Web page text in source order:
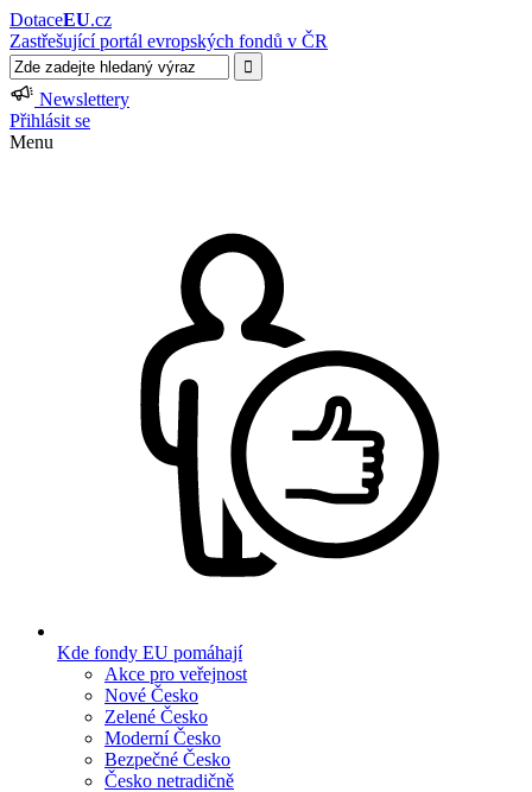
DotaceEU.cz
Zastřešující portál evropských fondů v ČR
Newslettery
Přihlásit se
Menu
Kde fondy EU pomáhají
Akce pro veřejnost
Nové Česko
Zelené Česko
Moderní Česko
Bezpečné Česko
Česko netradičně